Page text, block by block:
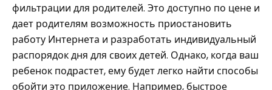
фильтрации для родителей. Это доступно по цене и
дает родителям возможность приостановить
работу Интернета и разработать индивидуальный
распорядок дня для своих детей. Однако, когда ваш
ребенок подрастет, ему будет легко найти способы
обойти это приложение. Например, быстрое